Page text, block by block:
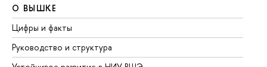
О ВЫШКЕ
Цифры и факты
Руководство и структура